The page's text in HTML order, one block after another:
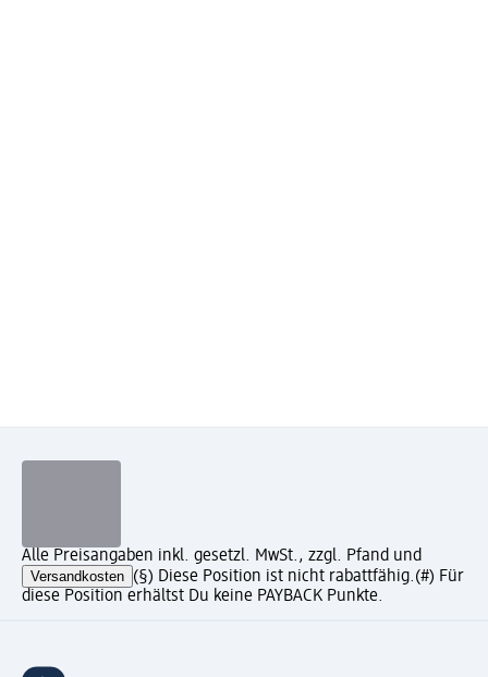
Alle Preisangaben inkl. gesetzl. MwSt., zzgl. Pfand und
Versandkosten (§) Diese Position ist nicht rabattfähig.(#) Für
diese Position erhältst Du keine PAYBACK Punkte.